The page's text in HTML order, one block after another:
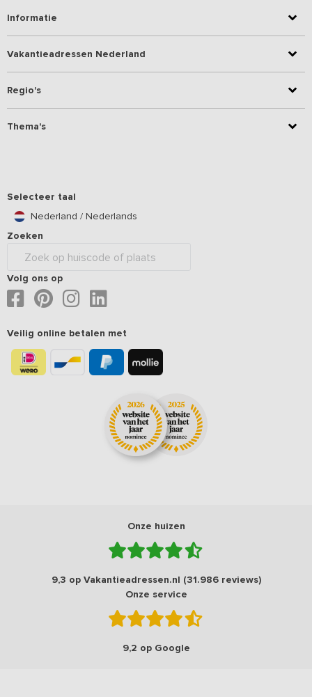
Informatie
Vakantieadressen Nederland
Regio's
Thema's
Selecteer taal
Nederland / Nederlands
Zoeken
Volg ons op
Veilig online betalen met
Onze huizen
9,3 op Vakantieadressen.nl (31.986 reviews)
Onze service
9,2 op Google